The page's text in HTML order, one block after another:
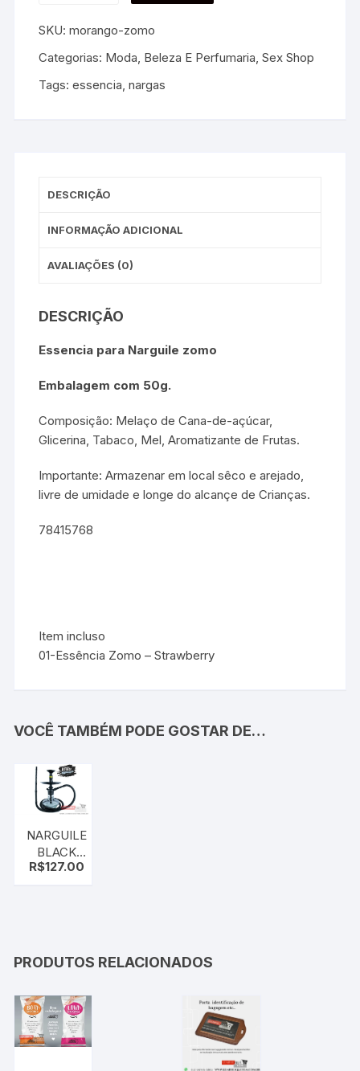
SKU:morango-zomo
Categorias: Moda, Beleza E Perfumaria ,Sex Shop
Tags:essencia ,nargas
DESCRIÇÃO
INFORMAÇÃO ADICIONAL
AVALIAÇÕES (0)
DESCRIÇÃO
Essencia para Narguile zomo
Embalagem com 50g.
Composição: Melaço de Cana-de-açúcar,
Glicerina, Tabaco, Mel, Aromatizante de Frutas.
Importante: Armazenar em local sêco e arejado,
livre de umidade e longe do alcançe de Crianças.
78415768
Item incluso
01-Essência Zomo – Strawberry
VOCÊ TAMBÉM PODE GOSTAR DE…
NARGUILE
BLACK
HOOKAH
R$127.00
PRODUTOS RELACIONADOS